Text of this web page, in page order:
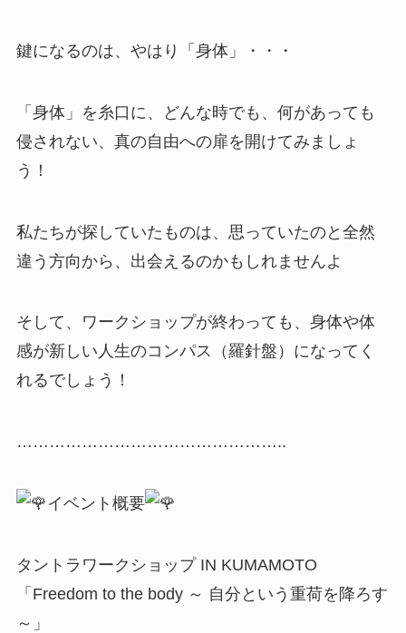
鍵になるのは、やはり「身体」・・・
「身体」を糸口に、どんな時でも、何があっても
侵されない、真の自由への扉を開けてみましょ
う！
私たちが探していたものは、思っていたのと全然
違う方向から、出会えるのかもしれませんよ
そして、ワークショップが終わっても、身体や体
感が新しい人生のコンパス（羅針盤）になってく
れるでしょう！
…………………………………………..
イベント概要
タントラワークショップ IN KUMAMOTO
「Freedom to the body ～ 自分という重荷を降ろす
～」